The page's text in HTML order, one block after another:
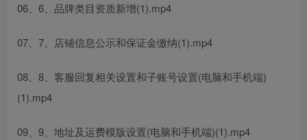
06、6、品牌类目资质新增(1).mp4
07、7、店铺信息公示和保证金缴纳(1).mp4
08、8、客服回复相关设置和子账号设置(电脑和手机端)
(1).mp4
09、9、地址及运费模版设置(电脑和手机端)(1).mp4